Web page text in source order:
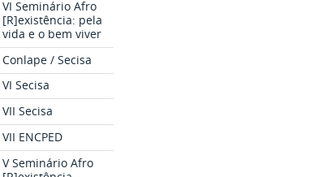
VI Seminário Afro
[R]existência: pela
vida e o bem viver
Conlape / Secisa
VI Secisa
VII Secisa
VII ENCPED
V Seminário Afro